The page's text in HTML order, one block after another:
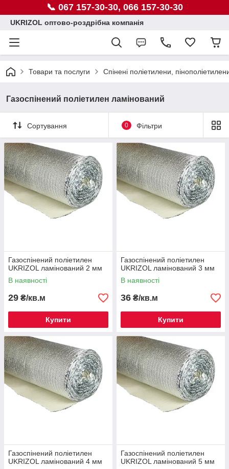
📞 067 157-30-30, 066 157-30-30
UKRIZOL оптово-роздрібна компанія
Товари та послуги Спінені поліетилени,
Газоспінений поліетилен ламінований
Сортування 0 Фільтри
Газоспінений поліетилен
UKRIZOL ламінований 2 мм
В наявності
29 ₴/кв.м
Купити
Газоспінений поліетилен
UKRIZOL ламінований 3 мм
В наявності
36 ₴/кв.м
Купити
Газоспінений поліетилен
UKRIZOL ламінований 4 мм
Газоспінений поліетилен
UKRIZOL ламінований 5 мм